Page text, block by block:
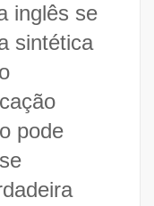
inglês se
sintética
pode